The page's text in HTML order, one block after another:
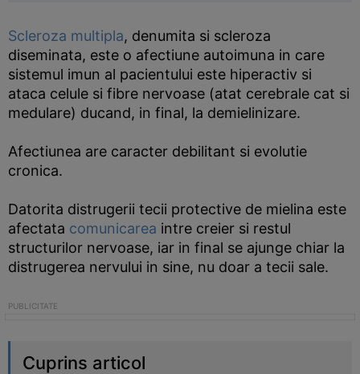
Scleroza multipla, denumita si scleroza
diseminata, este o afectiune autoimuna in care
sistemul imun al pacientului este hiperactiv si
ataca celule si fibre nervoase (atat cerebrale cat si
medulare) ducand, in final, la demielinizare.
Afectiunea are caracter debilitant si evolutie
cronica.
Datorita distrugerii tecii protective de mielina este
afectata comunicarea intre creier si restul
structurilor nervoase, iar in final se ajunge chiar la
distrugerea nervului in sine, nu doar a tecii sale.
Cuprins articol